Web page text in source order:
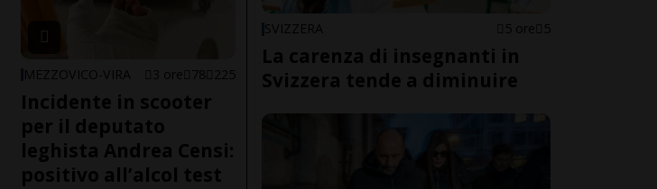
MEZZOVICO-VIRA 3 ore 78 225
Incidente in scooter
per il deputato
leghista Andrea Censi:
positivo all’alcol test
SVIZZERA 5 ore 5
La carenza di insegnanti in
Svizzera tende a diminuire